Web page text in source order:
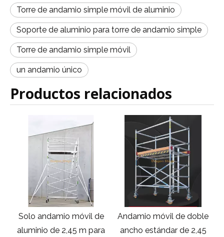
Torre de andamio simple móvil de aluminio
Soporte de aluminio para torre de andamio simple
Torre de andamio simple móvil
un andamio único
Productos relacionados
Solo andamio móvil de
aluminio de 2,45 m para
Andamio móvil de doble
ancho estándar de 2,45